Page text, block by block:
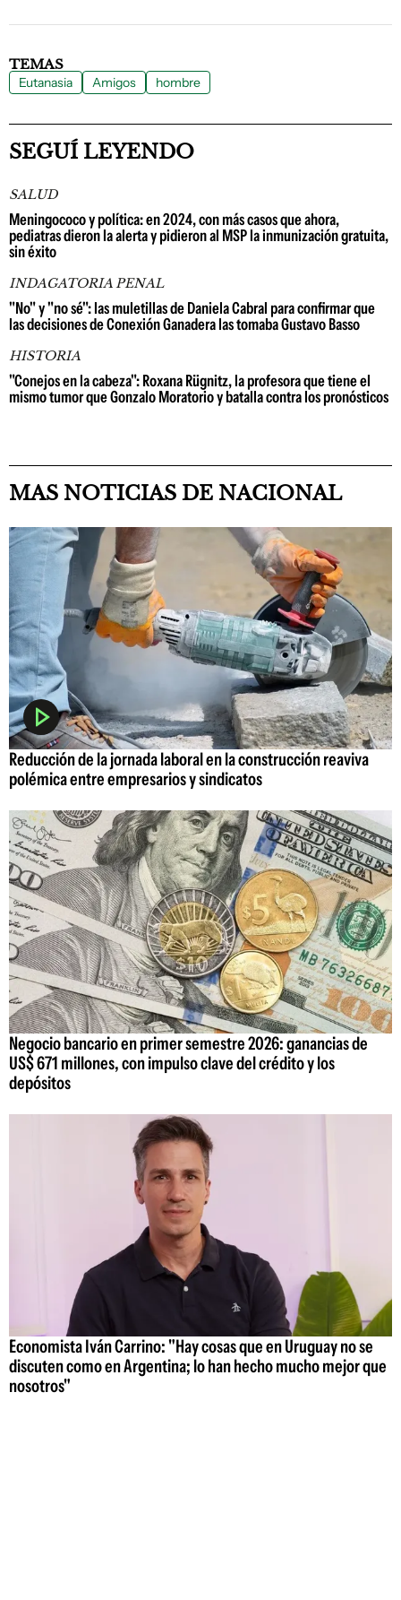
TEMAS
Eutanasia Amigos hombre
SEGUÍ LEYENDO
SALUD
Meningococo y política: en 2024, con más casos que ahora,
pediatras dieron la alerta y pidieron al MSP la inmunización gratuita,
sin éxito
INDAGATORIA PENAL
"No" y "no sé": las muletillas de Daniela Cabral para confirmar que
las decisiones de Conexión Ganadera las tomaba Gustavo Basso
HISTORIA
"Conejos en la cabeza": Roxana Rügnitz, la profesora que tiene el
mismo tumor que Gonzalo Moratorio y batalla contra los pronósticos
MAS NOTICIAS DE NACIONAL
Reducción de la jornada laboral en la construcción reaviva
polémica entre empresarios y sindicatos
Negocio bancario en primer semestre 2026: ganancias de
US$ 671 millones, con impulso clave del crédito y los
depósitos
Economista Iván Carrino: "Hay cosas que en Uruguay no se
discuten como en Argentina; lo han hecho mucho mejor que
nosotros"